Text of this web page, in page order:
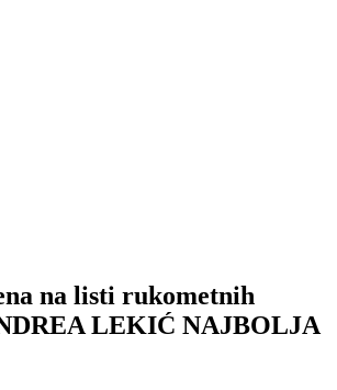
na listi rukometnih
LEKIĆ NAJBOLJA